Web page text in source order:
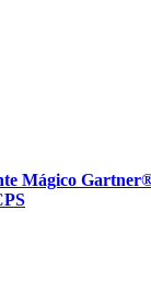
Mágico